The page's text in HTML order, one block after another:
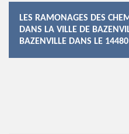
LES RAMONAGES DES
DANS LA VILLE DE
BAZENVILLE DANS LE